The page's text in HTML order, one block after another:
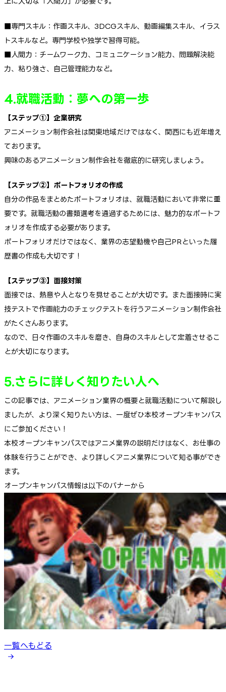
■専門スキル：作画スキル、3DCGスキル、動画編集スキル、イラス
トスキルなど。専門学校や独学で習得可能。
■人間力：チームワーク力、コミュニケーション能力、問題解決能
力、粘り強さ、自己管理能力など。
4.就職活動：夢への第一歩
【ステップ①】企業研究
アニメーション制作会社は関東地域だけではなく、関西にも近年増え
ております。
興味のあるアニメーション制作会社を徹底的に研究しましょう。
【ステップ②】ポートフォリオの作成
自分の作品をまとめたポートフォリオは、就職活動において非常に重
要です。就職活動の書類選考を通過するためには、魅力的なポートフ
ォリオを作成する必要があります。
ポートフォリオだけではなく、業界の志望動機や自己PRといった履
歴書の作成も大切です！
【ステップ③】面接対策
面接では、熱意や人となりを見せることが大切です。また面接時に実
技テストで作画能力のチェックテストを行うアニメーション制作会社
がたくさんあります。
なので、日々作画のスキルを磨き、自身のスキルとして定着させるこ
とが大切になります。
5.さらに詳しく知りたい人へ
この記事では、アニメーション業界の概要と就職活動について解説し
ましたが、より深く知りたい方は、一度ぜひ本校オープンキャンパス
にご参加ください！
本校オープンキャンパスではアニメ業界の説明だけはなく、お仕事の
体験を行うことができ、より詳しくアニメ業界について知る事ができ
ます。
オープンキャンパス情報は以下のバナーから⇩
一覧へもどる